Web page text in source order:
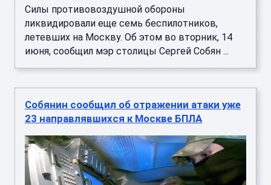
Силы противовоздушной обороны
ликвидировали еще семь беспилотников,
летевших на Москву. Об этом во вторник, 14
июня, сообщил мэр столицы Сергей Собян ...
Собянин сообщил об отражении атаки уже
23 направлявшихся к Москве БПЛА